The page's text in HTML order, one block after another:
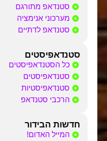
סטנדאפ מתורגם
מערכוני אנימציה
סטנדאפ לדתיים
סטנדאפיסטים
כל הסטנדאפיסטים
סטנדאפיסטים
סטנדאפיסטיות
הרכבי סטנדאפ
חדשות הבידור
המייל האדום!